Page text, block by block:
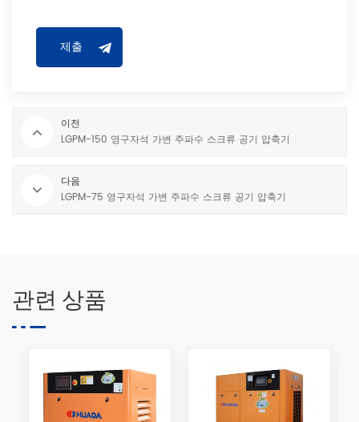
이전
LGPM-150 영구자석 가변 주파수 스크류 공기 압축기
다음
LGPM-75 영구자석 가변 주파수 스크류 공기 압축기
관련 상품